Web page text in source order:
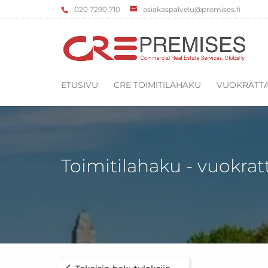
‌020 7290 710 asiakaspalvelu@premises.fi
ETUSIVU CRE TOIMITILAHAKU
Toimitilahaku -